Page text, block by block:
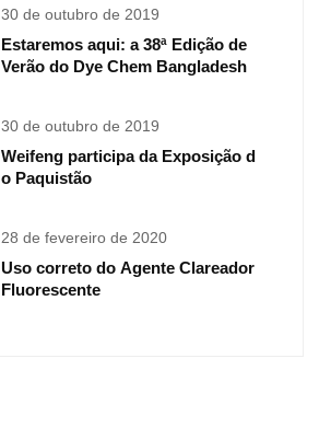
30 de outubro de 2019
Estaremos aqui: a 38ª Edição de
Verão do Dye Chem Bangladesh
30 de outubro de 2019
Weifeng participa da Exposição d
o Paquistão
28 de fevereiro de 2020
Uso correto do Agente Clareador
Fluorescente